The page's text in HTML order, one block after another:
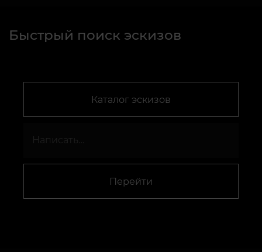
Быстрый поиск эскизов
Каталог эскизов
Перейти